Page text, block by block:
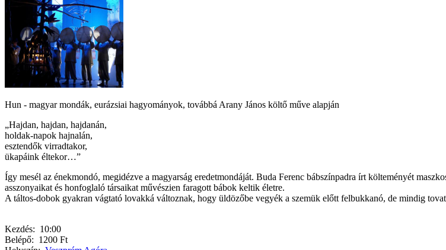
Hun - magyar mondák, eurázsiai hagyományok, továbbá Arany János költő műve alapján
„Hajdan, hajdan, hajdanán,
holdak-napok hajnalán,
esztendők virradtakor,
ükapáink éltekor…”
Így mesél az énekmondó, megidézve a magyarság eredetmondáját. Buda Ferenc bábszínpadra írt költeményét
asszonyaikat és honfoglaló társaikat művészien faragott bábok keltik életre.
A táltos-dobok gyakran vágtató lovakká változnak, hogy üldözőbe vegyék a szemük előtt felbukkanó, de mindig
Kezdés: 10:00
Belépő: 1200 Ft